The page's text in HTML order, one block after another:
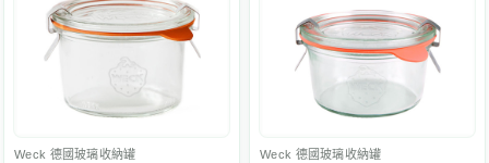
Weck 德國玻璃收納罐 Weck 德國玻璃收納罐